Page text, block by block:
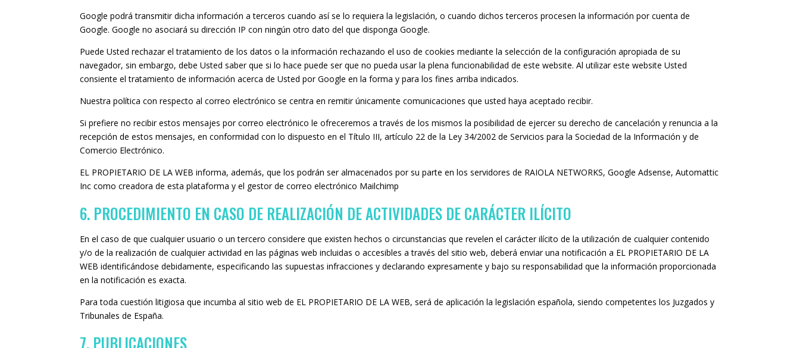
Google podrá transmitir dicha información a terceros cuando así se lo requiera la legislación, o cuando dichos terceros procesen la información por cuenta de
Google. Google no asociará su dirección IP con ningún otro dato del que disponga Google.
Puede Usted rechazar el tratamiento de los datos o la información rechazando el uso de cookies mediante la selección de la configuración apropiada de su
navegador, sin embargo, debe Usted saber que si lo hace puede ser que no pueda usar la plena funcionabilidad de este website. Al utilizar este website Usted
consiente el tratamiento de información acerca de Usted por Google en la forma y para los fines arriba indicados.
Nuestra política con respecto al correo electrónico se centra en remitir únicamente comunicaciones que usted haya aceptado recibir.
Si prefiere no recibir estos mensajes por correo electrónico le ofreceremos a través de los mismos la posibilidad de ejercer su derecho de cancelación y renuncia a la
recepción de estos mensajes, en conformidad con lo dispuesto en el Título III, artículo 22 de la Ley 34/2002 de Servicios para la Sociedad de la Información y de
Comercio Electrónico.
EL PROPIETARIO DE LA WEB informa, además, que los podrán ser almacenados por su parte en los servidores de RAIOLA NETWORKS, Google Adsense, Automattic
Inc como creadora de esta plataforma y el gestor de correo electrónico Mailchimp
6. PROCEDIMIENTO EN CASO DE REALIZACIÓN DE ACTIVIDADES DE CARÁCTER ILÍCITO
En el caso de que cualquier usuario o un tercero considere que existen hechos o circunstancias que revelen el carácter ilícito de la utilización de cualquier contenido
y/o de la realización de cualquier actividad en las páginas web incluidas o accesibles a través del sitio web, deberá enviar una notificación a EL PROPIETARIO DE LA
WEB identificándose debidamente, especificando las supuestas infracciones y declarando expresamente y bajo su responsabilidad que la información proporcionada
en la notificación es exacta.
Para toda cuestión litigiosa que incumba al sitio web de EL PROPIETARIO DE LA WEB, será de aplicación la legislación española, siendo competentes los Juzgados y
Tribunales de España.
7. PUBLICACIONES